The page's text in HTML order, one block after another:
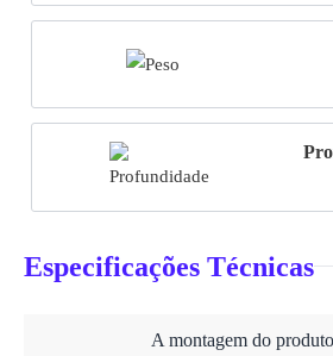
Especificações Técnicas
A montagem do